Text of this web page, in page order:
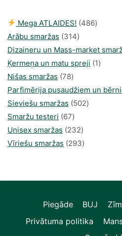
Mega ATLAIDES! 486486
Arābu smaržas 314314
produkti
Dizaineru un Mass-market
Ķermeņa un matu spreji 11
Nišas smaržas 7878
produkts
Parfimērija pusaudžiem un
Sieviešu smaržas 502502
Smaržu testeri 6767
produkts
Unisex smaržas 232232
produkts
Vīriešu smaržas 293293
Piegāde BUJ
Privātuma politika